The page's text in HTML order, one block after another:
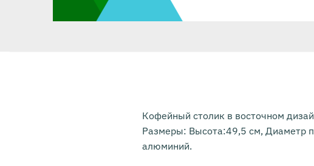
Кофейный столик в восточном
Размеры: Высота:49,5 см, Диаметр
алюминий.